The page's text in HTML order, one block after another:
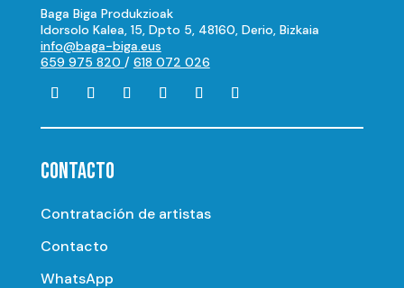
Baga Biga Produkzioak
Idorsolo Kalea, 15, Dpto 5, 48160, Derio, Bizkaia
info@baga-biga.eus
659 975 820 / 618 072 026
CONTACTO
Contratación de artistas
Contacto
WhatsApp